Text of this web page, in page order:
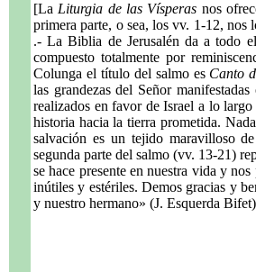
[La Liturgia de las Vísperas nos
primera parte, o sea, los vv. 1-12, nos
.- La Biblia de Jerusalén da a todo
compuesto totalmente por
Colunga el título del salmo es Canto
las grandezas del Señor
realizados en favor de Israel a lo
historia hacia la tierra prometida.
salvación es un tejido maravilloso
segunda parte del salmo (vv. 13-21)
se hace presente en nuestra vida y
inútiles y estériles. Demos gracias y
y nuestro hermano» (J. Esquerda